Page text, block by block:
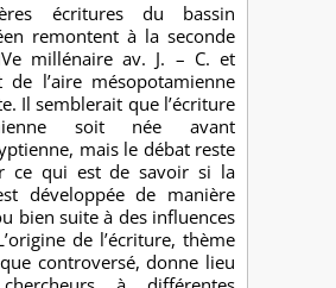
écritures du bassin
remontent à la seconde
millénaire av. J. – C. et
de l’aire mésopotamienne
Il semblerait que l’écriture
soit née avant
mais le débat reste
ce qui est de savoir si la
développée de manière
bien suite à des influences
de l’écriture, thème
controversé, donne lieu